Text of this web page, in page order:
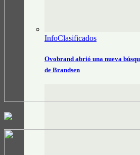
InfoClasificados
Ovobrand abrió una nueva
de Brandsen